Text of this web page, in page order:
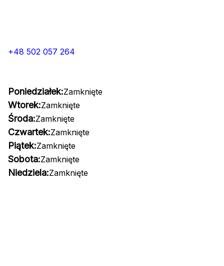
+48 502 057 264
Poniedziałek:Zamknięte
Wtorek:Zamknięte
Środa:Zamknięte
Czwartek:Zamknięte
Piątek:Zamknięte
Sobota:Zamknięte
Niedziela:Zamknięte